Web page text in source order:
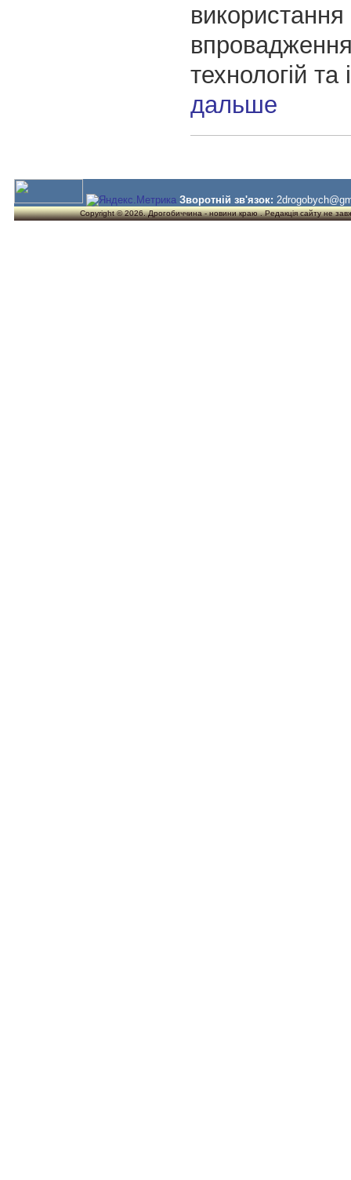
використання
технологій та
дальше
Зворотній зв'язок:
Copyright © 2026. Дрогобиччина - новини краю . Редакція сайту не